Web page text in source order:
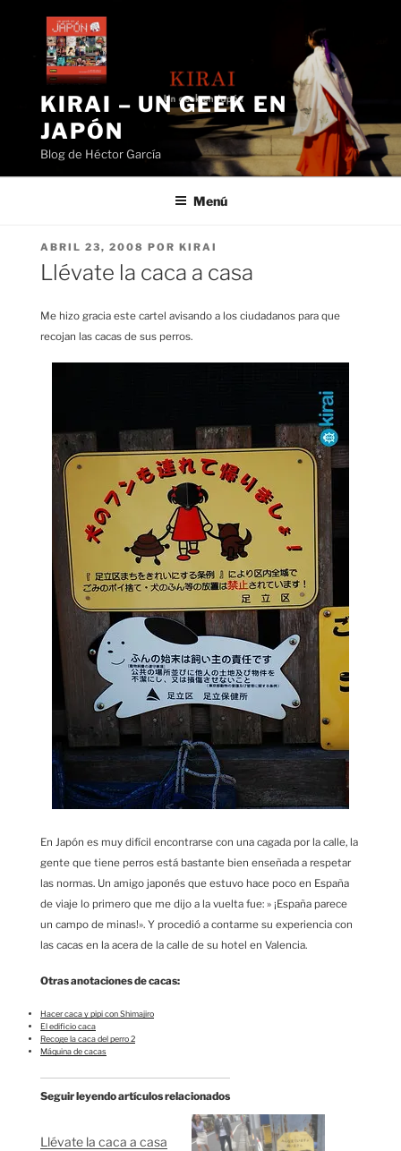
contenido
KIRAI – UN GEEK EN
JAPÓN
Blog de Héctor García
Menú
PUBLICADO
EL
ABRIL 23, 2008 POR KIRAI
Llévate la caca a casa
Me hizo gracia este cartel avisando a los ciudadanos para que
recojan las cacas de sus perros.
En Japón es muy difícil encontrarse con una cagada por la calle, la
gente que tiene perros está bastante bien enseñada a respetar
las normas. Un amigo japonés que estuvo hace poco en España
de viaje lo primero que me dijo a la vuelta fue: » ¡España parece
un campo de minas!». Y procedió a contarme su experiencia con
las cacas en la acera de la calle de su hotel en Valencia.
Otras anotaciones de cacas:
Hacer caca y pipi con Shimajiro
El edificio caca
Recoge la caca del perro 2
Máquina de cacas
Seguir leyendo artículos relacionados
Llévate la caca a casa